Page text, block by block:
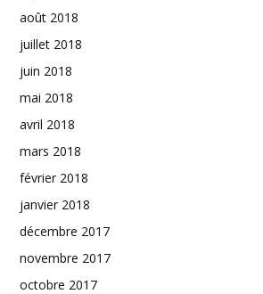
août 2018
juillet 2018
juin 2018
mai 2018
avril 2018
mars 2018
février 2018
janvier 2018
décembre 2017
novembre 2017
octobre 2017